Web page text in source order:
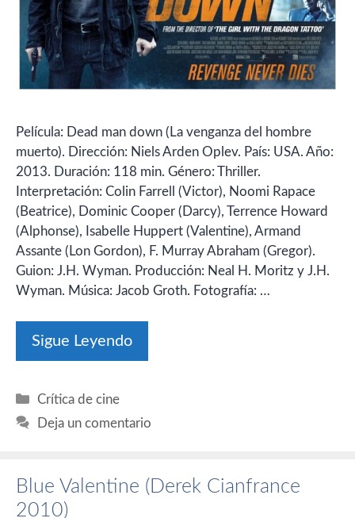
Película: Dead man down (La venganza del hombre
muerto). Dirección: Niels Arden Oplev. País: USA. Año:
2013. Duración: 118 min. Género: Thriller.
Interpretación: Colin Farrell (Victor), Noomi Rapace
(Beatrice), Dominic Cooper (Darcy), Terrence Howard
(Alphonse), Isabelle Huppert (Valentine), Armand
Assante (Lon Gordon), F. Murray Abraham (Gregor).
Guion: J.H. Wyman. Producción: Neal H. Moritz y J.H.
Wyman. Música: Jacob Groth. Fotografía: …
Sigue Leyendo
Categorías
Crítica de cine
Deja un comentario
Blue Valentine (Derek Cianfrance
2010)